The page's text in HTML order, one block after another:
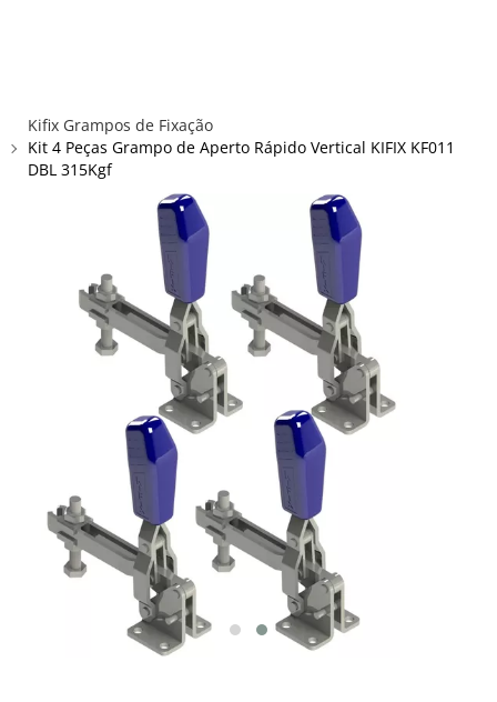
FUSOS RÁPIDOS
GRAMPOS C E SARGENTOS
GRAMPOS COMPRESSORES
GRAMPOS DE FIXAÇÃO DUPLA
GRAMPOS HORIZONTAIS
GRAMPOS PNEUMÁTICOS
GRAMPOS SARGENTOS
GRAMPOS TENSORES
GRAMPOS TORPEDOS
Kifix Grampos de Fixação
Kit 4 Peças Grampo de Aperto Rápido Vertical KIFIX KF011
DBL 315Kgf